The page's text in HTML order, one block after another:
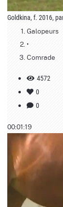
Goldkina, f. 2016,
Galopeurs
•
Comrade
4572
0
0
00:01:19